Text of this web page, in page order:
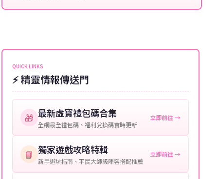
角色名稱：您遊戲中的角色名稱。
等級：角色的當前等級。
提供這些信息能幫助我們更快地處理您的代儲需求，確
保您盡享遊戲樂趣！
可直接聯絡客服查詢訂單進度。
QUICK LINKS
⚡ 精靈情報傳送門
🎁 最新虛寶禮包碼合集
全網最全禮包碼、福利兌換碼實時更新
立即前往 →
📘 獨家遊戲攻略特輯
新手避坑指南、平民大師級陣容搭配推薦
立即前往 →